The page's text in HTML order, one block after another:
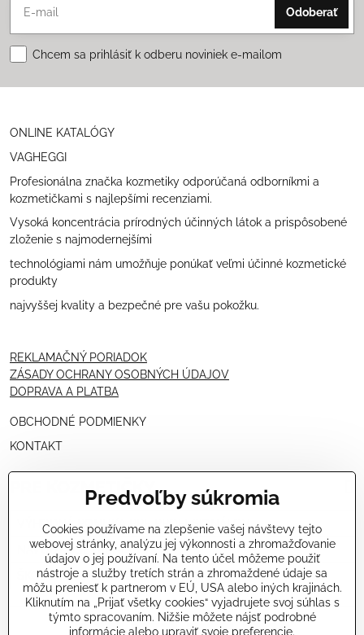
Odoberať
Chcem sa prihlásiť k odberu noviniek e-mailom
ONLINE KATALÓGY
VAGHEGGI
Profesionálna značka kozmetiky odporúčaná odborníkmi a
kozmetičkami s najlepšími recenziami.
Vysoká koncentrácia prírodných účinných látok a prispôsobené
zloženie s najmodernejšími
technológiami nám umožňuje ponúkať veľmi účinné kozmetické
produkty
najvyššej kvality a bezpečné pre vašu pokožku.
REKLAMAČNÝ PORIADOK
ZÁSADY OCHRANY OSOBNÝCH ÚDAJOV
DOPRAVA A PLATBA
OBCHODNÉ PODMIENKY
KONTAKT
PRE KOZMETIČKY
VÝHODNÁ PONUKA PRE PROFESIONÁLOV
NÁVODY OŠETRENÍ - VIDEÁ
ŠKOLENIE KOZMETIČIEK V TALIANSKU
Predvoľby súkromia
Cookies používame na zlepšenie vašej návštevy tejto
webovej stránky, analýzu jej výkonnosti a zhromažďovanie
údajov o jej používaní. Na tento účel môžeme použiť
nástroje a služby tretích strán a zhromaždené údaje sa
môžu preniesť k partnerom v EÚ, USA alebo iných krajinách.
Kliknutím na „Prijať všetky cookies“ vyjadrujete svoj súhlas s
týmto spracovaním. Nižšie môžete nájsť podrobné
informácie alebo upraviť svoje preferencie.